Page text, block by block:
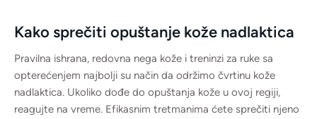
Kako sprečiti opuštanje kože nadlaktica
Pravilna ishrana, redovna nega kože i treninzi za ruke sa
opterećenjem najbolji su način da održimo čvrtinu kože
nadlaktica. Ukoliko dođe do opuštanja kože u ovoj regiji,
reagujte na vreme. Efikasnim tretmanima ćete sprečiti njeno